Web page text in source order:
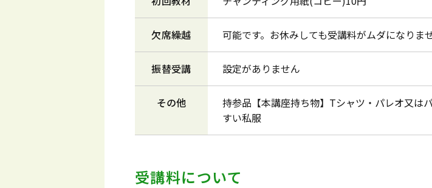
欠席繰越 可能です。お休みしても受講料がムダになりま
振替受講 設定がありません
その他
持参品【本講座持ち物】Tシャツ・パレオ又は
すい私服
受講料について